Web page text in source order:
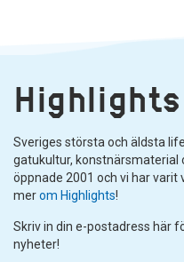
Highlights
Sveriges största och äldsta
gatukultur, konstnärsmaterial
öppnade 2001 och vi har varit
merom Highlights!
Skriv in din e-postadress här
nyheter!